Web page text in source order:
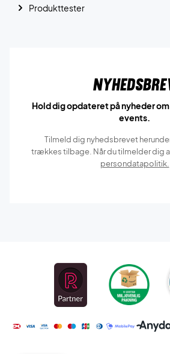
Produkttester
Hold dig opdateret på nyheder
events.
Tilmeld dig nyhedsbrevet
trækkes tilbage. Når du tilmelder dig
persondatapolitik.